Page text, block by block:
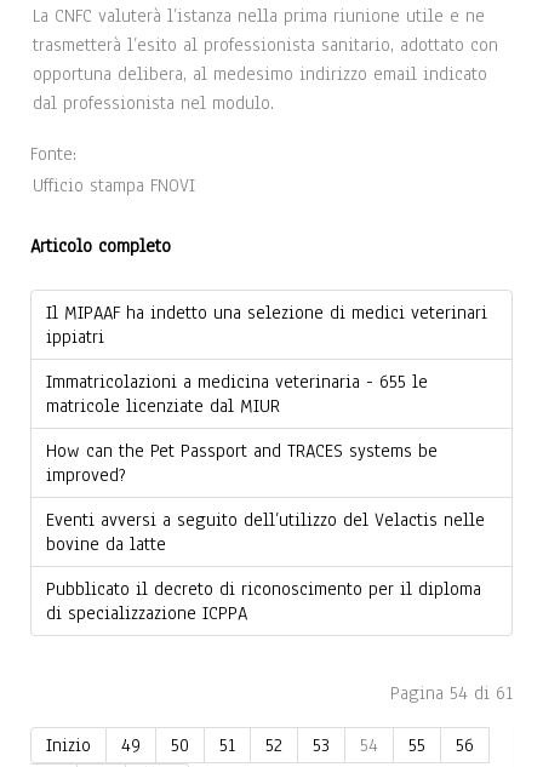
La CNFC valuterà l’istanza nella prima riunione utile e ne
trasmetterà l’esito al professionista sanitario, adottato con
opportuna delibera, al medesimo indirizzo email indicato
dal professionista nel modulo.
Fonte:
Ufficio stampa FNOVI
Articolo completo
Il MIPAAF ha indetto una selezione di medici veterinari
ippiatri
Immatricolazioni a medicina veterinaria - 655 le
matricole licenziate dal MIUR
How can the Pet Passport and TRACES systems be
improved?
Eventi avversi a seguito dell’utilizzo del Velactis nelle
bovine da latte
Pubblicato il decreto di riconoscimento per il diploma
di specializzazione ICPPA
Pagina 54 di 61
Inizio 49 50 51 52 53 54 55
56